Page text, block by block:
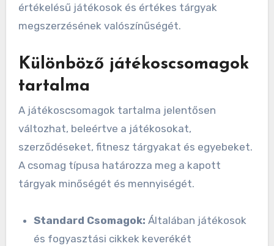
értékelésű játékosok és értékes tárgyak
megszerzésének valószínűségét.
Különböző játékoscsomagok
tartalma
A játékoscsomagok tartalma jelentősen
változhat, beleértve a játékosokat,
szerződéseket, fitnesz tárgyakat és egyebeket.
A csomag típusa határozza meg a kapott
tárgyak minőségét és mennyiségét.
Standard Csomagok: Általában játékosok
és fogyasztási cikkek keverékét